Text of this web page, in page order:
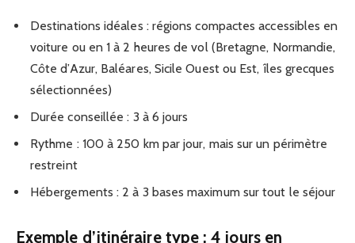
Destinations idéales : régions compactes accessibles en
voiture ou en 1 à 2 heures de vol (Bretagne, Normandie,
Côte d’Azur, Baléares, Sicile Ouest ou Est, îles grecques
sélectionnées)
Durée conseillée : 3 à 6 jours
Rythme : 100 à 250 km par jour, mais sur un périmètre
restreint
Hébergements : 2 à 3 bases maximum sur tout le séjour
Exemple d’itinéraire type : 4 jours en